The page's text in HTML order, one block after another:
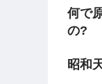
何で
の?
昭和